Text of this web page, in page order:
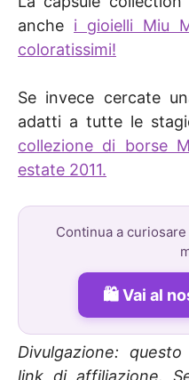
anche i gioielli Miu
coloratissimi!
Se invece cercate
adatti a tutte le
collezione di borse
estate 2011.
Continua a
Vai al
Divulgazione:
link di affiliazione.